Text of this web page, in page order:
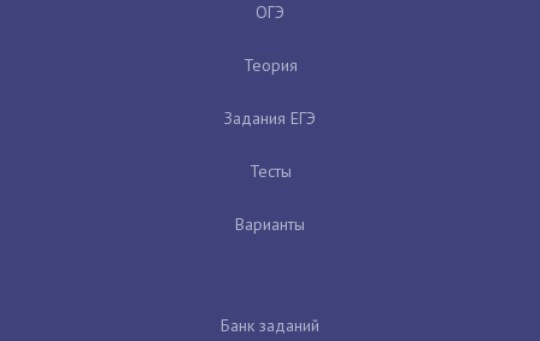
ОГЭ
Теория
Задания ЕГЭ
Тесты
Варианты
Банк заданий